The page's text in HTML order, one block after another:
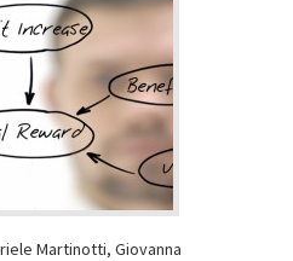
Martinotti, Giovanna